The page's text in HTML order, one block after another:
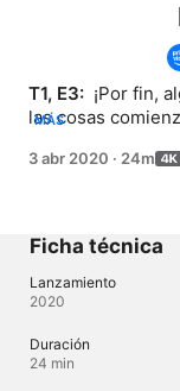
T1, E3: ¡Por fin,
las cosas
tienen que
Martin para
perdidamente de
MÁS
3 abr 2020 · 24m
Ficha técnica
Lanzamiento
2020
Duración
24 min